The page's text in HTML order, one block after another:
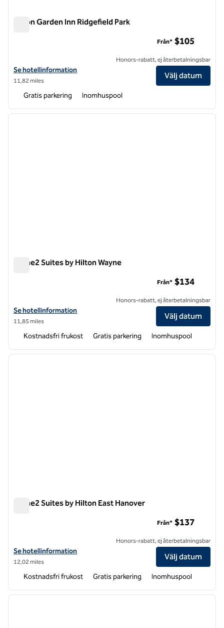
Hilton Garden Inn Ridgefield Park
Visa hotelluppgifter för Hilton Garden Inn Ridgefield Park
Se hotellinformation
11,82 miles
Från* $105
Honors-rabatt, ej återbetalningsbar
Välj datum
Gratis parkering Inomhuspool
1 av 12
nästa
Home2 Suites by Hilton Wayne
Visa hotelluppgifter för Home2 Suites by Hilton Wayne
Se hotellinformation
11,85 miles
Från* $134
Honors-rabatt, ej återbetalningsbar
Välj datum
Kostnadsfri frukost Gratis parkering Inomhuspool
1 av 12
nästa
Home2 Suites by Hilton East Hanover
Visa hotelluppgifter för Home2 Suites by Hilton East Hanover
Se hotellinformation
12,02 miles
Från* $137
Honors-rabatt, ej återbetalningsbar
Välj datum
Kostnadsfri frukost Gratis parkering Inomhuspool
1 av 12
nästa